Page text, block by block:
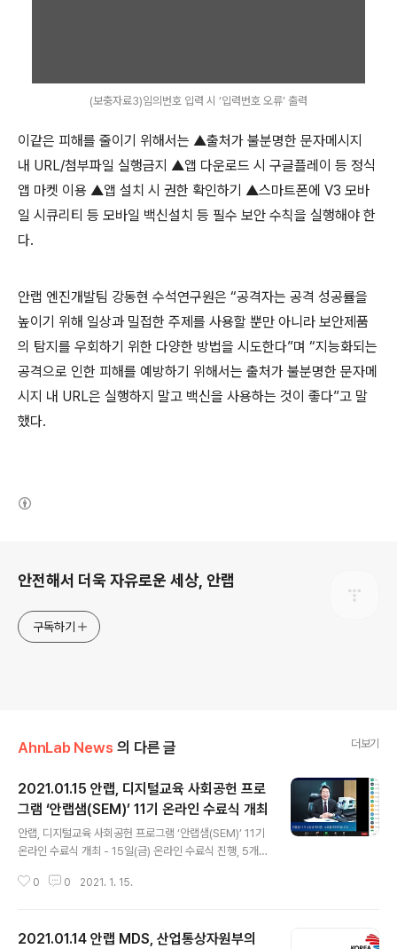
(보충자료3)임의번호 입력 시 ‘입력번호 오류’ 출력
이같은 피해를 줄이기 위해서는 ▲출처가 불분명한 문자메시지
내 URL/첨부파일 실행금지 ▲앱 다운로드 시 구글플레이 등 정식
앱 마켓 이용 ▲앱 설치 시 권한 확인하기 ▲스마트폰에 V3 모바
일 시큐리티 등 모바일 백신설치 등 필수 보안 수칙을 실행해야 한
다.
안랩 엔진개발팀 강동현 수석연구원은 “공격자는 공격 성공률을
높이기 위해 일상과 밀접한 주제를 사용할 뿐만 아니라 보안제품
의 탐지를 우회하기 위한 다양한 방법을 시도한다”며 “지능화되는
공격으로 인한 피해를 예방하기 위해서는 출처가 불분명한 문자메
시지 내 URL은 실행하지 말고 백신을 사용하는 것이 좋다”고 말
했다.
안전해서 더욱 자유로운 세상, 안랩
구독하기
AhnLab News 의 다른 글 더보기
2021.01.15 안랩, 디지털교육 사회공헌 프로
그램 ‘안랩샘(SEM)’ 11기 온라인 수료식 개최
안랩, 디지털교육 사회공헌 프로그램 ‘안랩샘(SEM)’ 11기
온라인 수료식 개최 - 15일(금) 온라인 수료식 진행, 5개
안랩(대표 강석균, www.ahnlab.com )이 15일(금) 디지
자료 참조)' 11기의 온라인 수료식을 진행했다. 기존 SW코
0 0 2021. 1. 15.
2021.01.14 안랩 MDS, 산업통상자원부의